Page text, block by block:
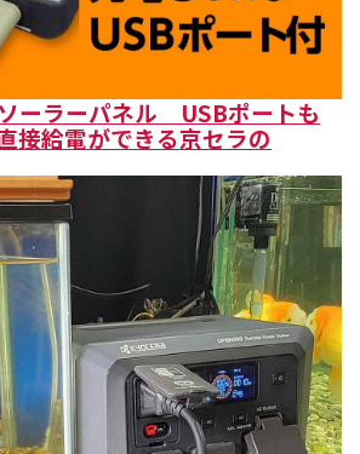
ーラーパネル USBポートも
接給電ができる京セラの